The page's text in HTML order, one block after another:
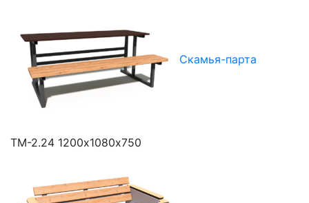
Скамья-парта
ТМ-2.24 1200х1080х750